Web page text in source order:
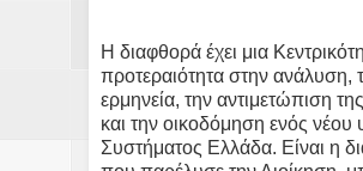
Η διαφθορά έχει μια
προτεραιότητα στην ανάλυση,
ερμηνεία, την αντιμετώπιση
και την οικοδόμηση ενός νέου
Συστήματος Ελλάδα. Είναι η